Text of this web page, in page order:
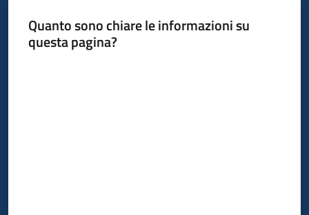
Quanto sono chiare le informazioni su
questa pagina?